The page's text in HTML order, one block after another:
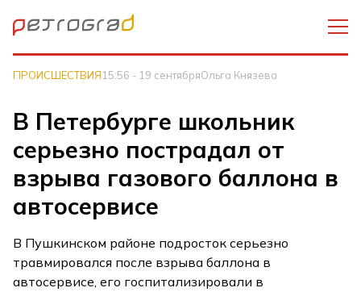
ПРОИСШЕСТВИЯ15:56 - 19 сентябряОльга Князева
В Петербурге школьник
серьезно пострадал от
взрыва газового баллона в
автосервисе
В Пушкинском районе подросток серьезно
травмировался после взрыва баллона в
автосервисе, его госпитализировали в